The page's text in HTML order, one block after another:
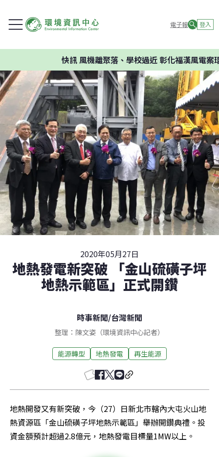
電子報 登入
快訊風機離聚落、學校過近 彰化福漢風電案環委
2020年05月27日
地熱發電新突破 「金山硫磺子坪
地熱示範區」正式開鑽
時事新聞/台灣新聞
整理：陳文姿（環境資訊中心記者）
能源轉型 地熱發電 再生能源
地熱開發又有新突破，今（27）日新北市轄內大屯火山地
熱資源區「金山硫磺子坪地熱示範區」舉辦開鑽典禮。投
資金額預計超過2.8億元，地熱發電目標量1MW以上。